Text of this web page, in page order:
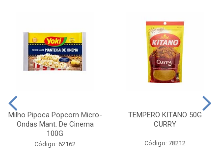
Milho Pipoca Popcorn Micro-
Ondas Mant. De Cinema
100G
Código: 62162
TEMPERO KITANO 50G
CURRY
Código: 78212